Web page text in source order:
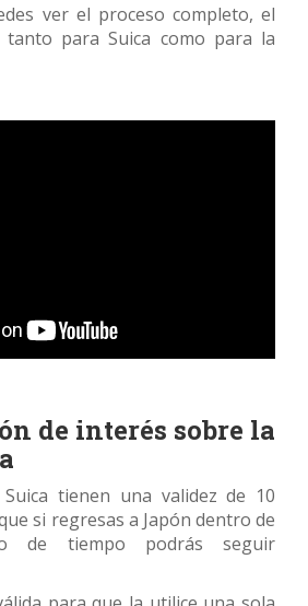
ver el proceso completo, el
para Suica como para la
de interés sobre la
tienen una validez de 10
si regresas a Japón dentro de
de tiempo podrás seguir